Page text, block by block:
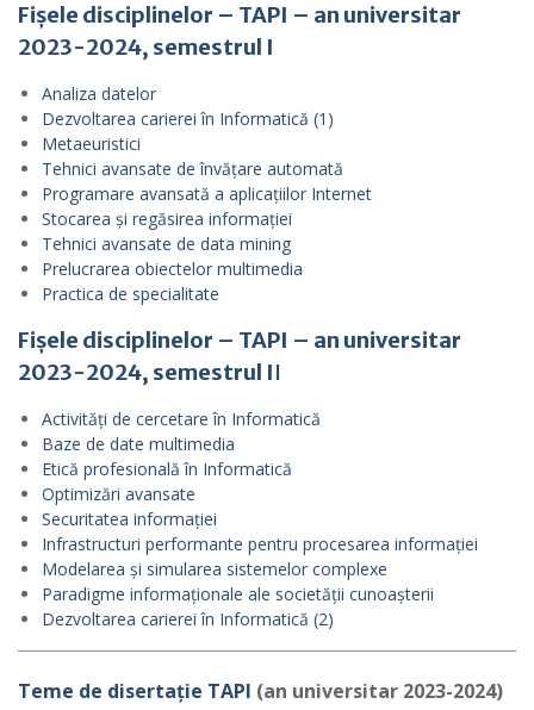
Fișele disciplinelor – TAPI – an universitar
2023-2024, semestrul I
Analiza datelor
Dezvoltarea carierei în Informatică (1)
Metaeuristici
Tehnici avansate de învățare automată
Programare avansată a aplicațiilor Internet
Stocarea și regăsirea informației
Tehnici avansate de data mining
Prelucrarea obiectelor multimedia
Practica de specialitate
Fișele disciplinelor – TAPI – an universitar
2023-2024, semestrul II
Activități de cercetare în Informatică
Baze de date multimedia
Etică profesională în Informatică
Optimizări avansate
Securitatea informației
Infrastructuri performante pentru procesarea informației
Modelarea și simularea sistemelor complexe
Paradigme informaționale ale societății cunoașterii
Dezvoltarea carierei în Informatică (2)
Teme de disertație TAPI (an universitar 2023-2024)